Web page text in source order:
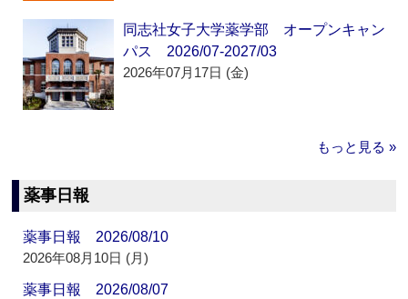
同志社女子大学薬学部 オープンキャン
パス 2026/07-2027/03
2026年07月17日 (金)
もっと見る »
薬事日報
薬事日報 2026/08/10
2026年08月10日 (月)
薬事日報 2026/08/07